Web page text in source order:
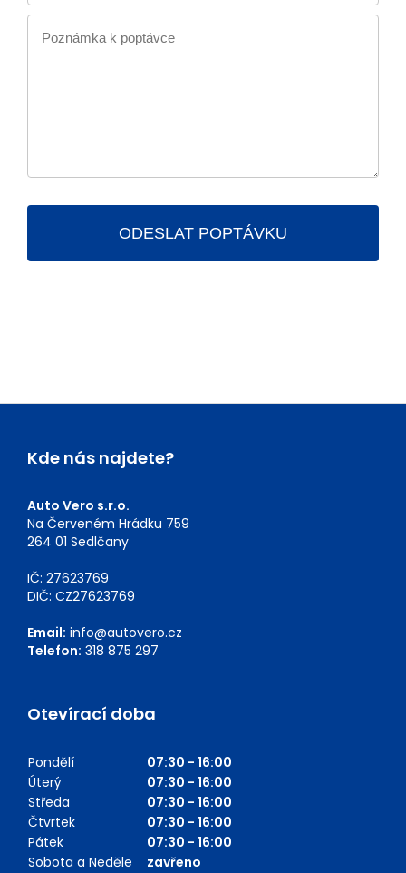
Kde nás najdete?
Auto Vero s.r.o.
Na Červeném Hrádku 759
264 01 Sedlčany
IČ: 27623769
DIČ: CZ27623769
Email: info@autovero.cz
Telefon: 318 875 297
Otevírací doba
Pondělí
07:30 - 16:00
Úterý
07:30 - 16:00
Středa
07:30 - 16:00
Čtvrtek
07:30 - 16:00
Pátek
07:30 - 16:00
Sobota a Neděle
zavřeno